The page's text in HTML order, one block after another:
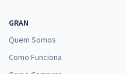
GRAN
Quem Somos
Como Funciona